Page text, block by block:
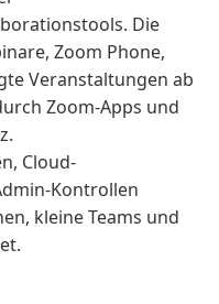
Die
Zoom Phone,
Veranstaltungen ab
Zoom-Apps und
Cloud-
Kontrollen
kleine Teams und